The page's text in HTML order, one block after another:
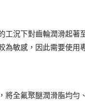
況下對齒輪潤滑起
敏感，因此需要使
全氟聚醚潤滑脂均